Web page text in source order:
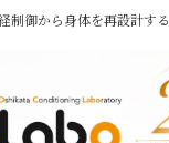
制御から身体を再設計する